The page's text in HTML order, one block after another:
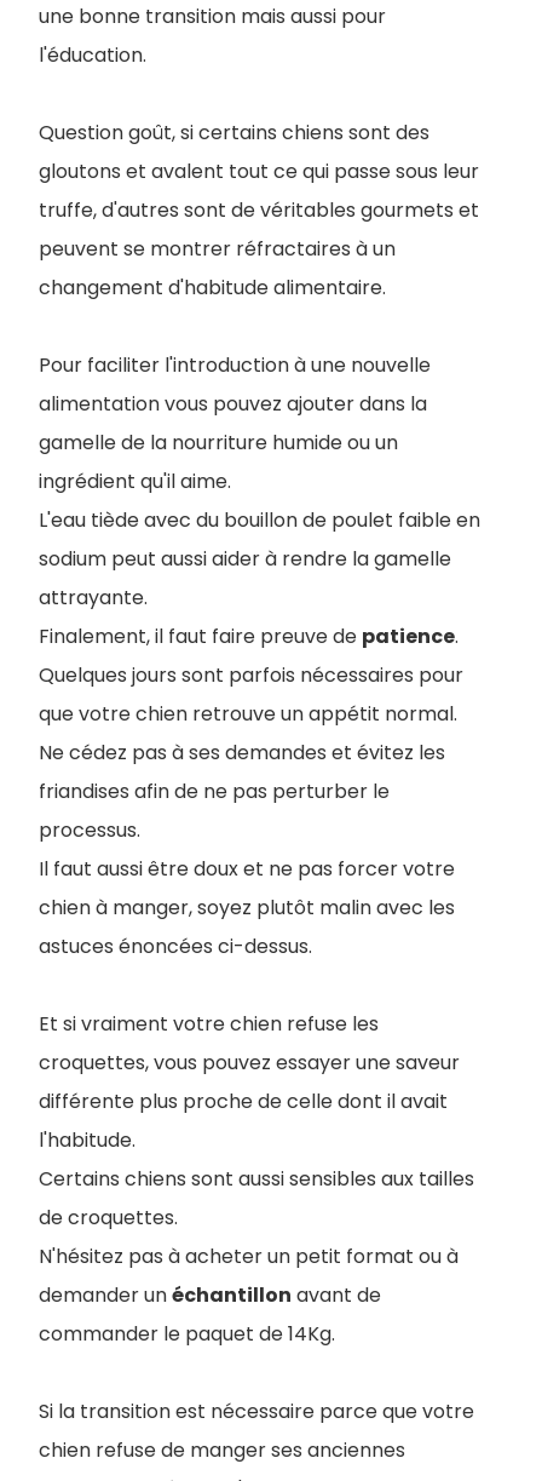
une bonne transition mais aussi pour
l'éducation.
Question goût, si certains chiens sont des
gloutons et avalent tout ce qui passe sous leur
truffe, d'autres sont de véritables gourmets et
peuvent se montrer réfractaires à un
changement d'habitude alimentaire.
Pour faciliter l'introduction à une nouvelle
alimentation vous pouvez ajouter dans la
gamelle de la nourriture humide ou un
ingrédient qu'il aime.
L'eau tiède avec du bouillon de poulet faible en
sodium peut aussi aider à rendre la gamelle
attrayante.
Finalement, il faut faire preuve de patience.
Quelques jours sont parfois nécessaires pour
que votre chien retrouve un appétit normal.
Ne cédez pas à ses demandes et évitez les
friandises afin de ne pas perturber le
processus.
Il faut aussi être doux et ne pas forcer votre
chien à manger, soyez plutôt malin avec les
astuces énoncées ci-dessus.
Et si vraiment votre chien refuse les
croquettes, vous pouvez essayer une saveur
différente plus proche de celle dont il avait
l'habitude.
Certains chiens sont aussi sensibles aux tailles
de croquettes.
N'hésitez pas à acheter un petit format ou à
demander unéchantillon avant de
commander le paquet de 14Kg.
Si la transition est nécessaire parce que votre
chien refuse de manger ses anciennes